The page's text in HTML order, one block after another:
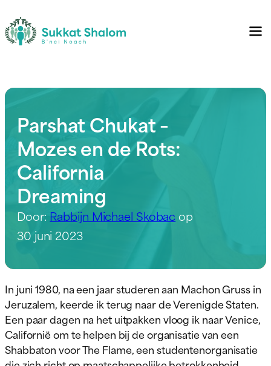
Parshat Chukat –
Mozes en de Rots:
California
Dreaming
Door: Rabbijn Michael Skobac op
30 juni 2023
In juni 1980, na een jaar studeren aan Machon Gruss in
Jeruzalem, keerde ik terug naar de Verenigde Staten.
Een paar dagen na het uitpakken vloog ik naar Venice,
Californië om te helpen bij de organisatie van een
Shabbaton voor The Flame, een studentenorganisatie